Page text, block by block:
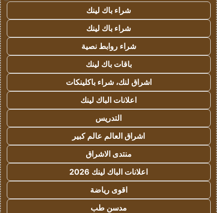
شراء باك لينك
شراء باك لينك
شراء روابط نصية
باقات باك لينك
اشراق لنك، شراء باكلينكات
اعلانات الباك لينك
التدريس
اشراق العالم عالم كبير
منتدى الاشراق
اعلانات الباك لينك 2026
اقوى رياضة
مدسن طب